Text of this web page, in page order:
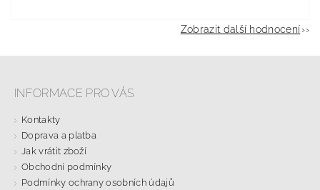
Zobrazit další hodnocení
INFORMACE PRO VÁS
Kontakty
Doprava a platba
Jak vrátit zboží
Obchodní podmínky
Podmínky ochrany osobních údajů